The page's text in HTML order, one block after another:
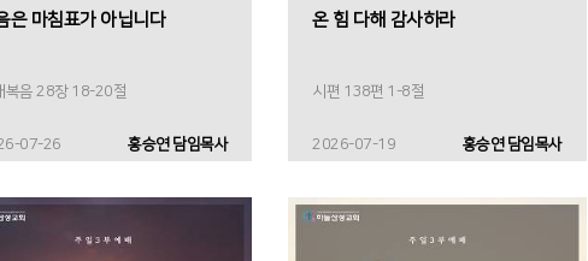
은 마침표가 아닙니다
복음 28장 18-20절
07-26 홍승연 담임목사
온 힘 다해 감사하라
시편 138편 1-8절
2026-07-19 홍승연 담임목사